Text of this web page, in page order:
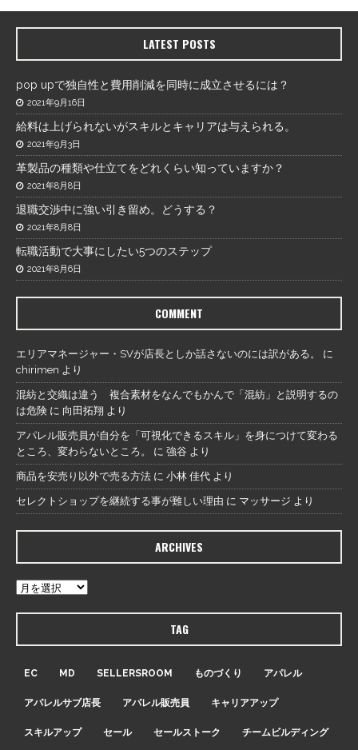
LATEST POSTS
pop upで独自性と費用削減を同時に成立させるには？
2021年9月16日
給料は上げられないがスキルとキャリアは与えられる。
2021年9月3日
革製品の種類や仕立てをどれくらい知っていますか？
2021年8月8日
退職交渉中に強い引き留め。どうする？
2021年8月8日
転職活動で大事にしたい5つのステップ
2021年8月6日
COMMENT
エリアマネージャー・SVが店長としか話さないのには訳がある。
に
chirimen より
混紡と交織は違う 複合素材をなんでもかんで「混紡」と説明するの
は危険 に 向田拓翔 より
アパレル販売員が自分を「可視化できるスキル」を身につけて変わる
ところ、変わらないところ。
に 強谷 より
商品を安売り以外で売る方法 に 小林 佳代 より
セレクトショップを継続する事が難しい理由 に マッサージ より
ARCHIVES
TAG
EC MD SELLERSROOM ものづくり アパレル
アパレルサブ店長 アパレル販売員 キャリアアップ
スキルアップ セール セールストーク チームビルディング